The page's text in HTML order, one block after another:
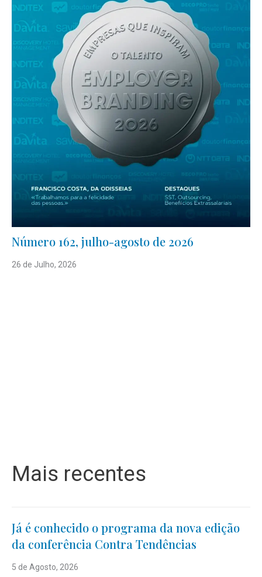
Número 162, julho-agosto de 2026
26 de Julho, 2026
Mais recentes
Já é conhecido o programa da nova edição
da conferência Contra Tendências
5 de Agosto, 2026